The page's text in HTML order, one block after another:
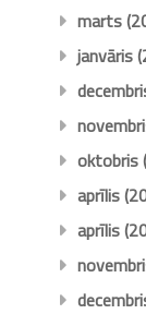
marts
janvāris
oktobris
aprīlis
aprīlis